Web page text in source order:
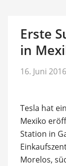
Erste
in
16. Juni 2016
Tesla hat
Mexiko
Station in
Morelos,